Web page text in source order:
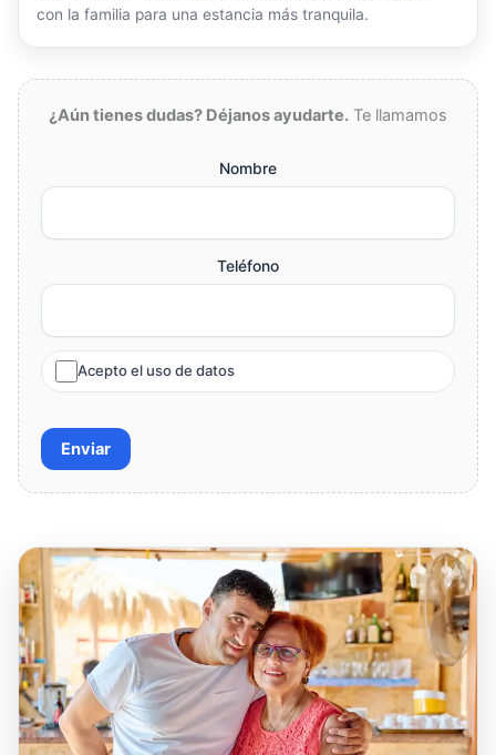
con la familia para una estancia más tranquila.
¿Aún tienes dudas? Déjanos ayudarte. Te llamamos
Nombre
Teléfono
Acepto el uso de datos
Enviar